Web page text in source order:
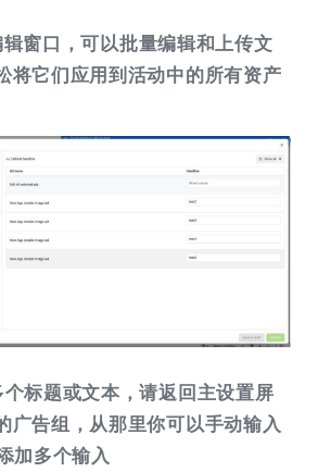
窗口，可以批量编辑和上传文
将它们应用到活动中的所有资产
标题或文本，请返回主设置屏
广告组，从那里你可以手动输入
加多个输入